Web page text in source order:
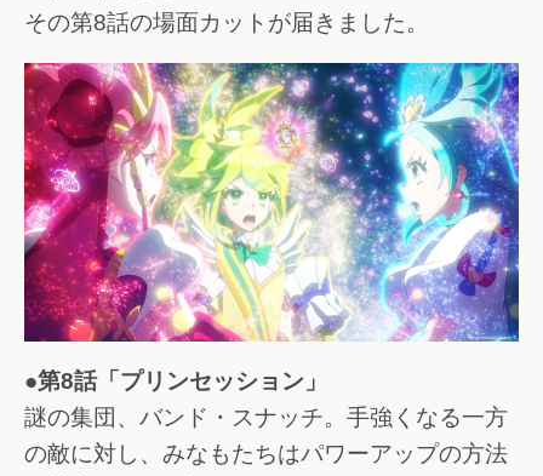
その第8話の場面カットが届きました。
●第8話「プリンセッション」
謎の集団、バンド・スナッチ。手強くなる一方
の敵に対し、みなもたちはパワーアップの方法